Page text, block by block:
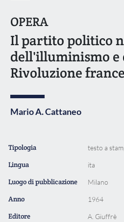
OPERA
Il partito politico
dell'illuminismo e
Rivoluzione
Mario A. Cattaneo
Tipologia testo a
Lingua ita
Luogo di pubblicazione Milano
Anno 1964
Editore A. Giuffrè